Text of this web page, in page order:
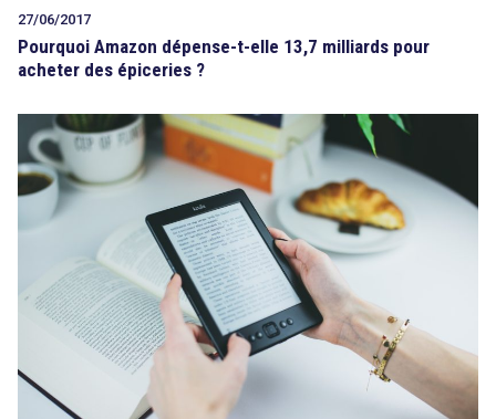
27/06/2017
Pourquoi Amazon dépense-t-elle 13,7 milliards pour
acheter des épiceries ?